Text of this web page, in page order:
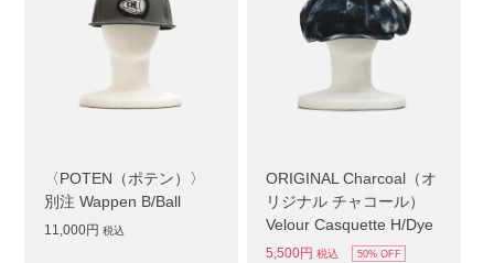
〈POTEN（ポテン）〉
別注 Wappen B/Ball
11,000円 税込
ORIGINAL Charcoal（オ
リジナル チャコール）
Velour Casquette H/Dye
5,500円 税込 50% OFF